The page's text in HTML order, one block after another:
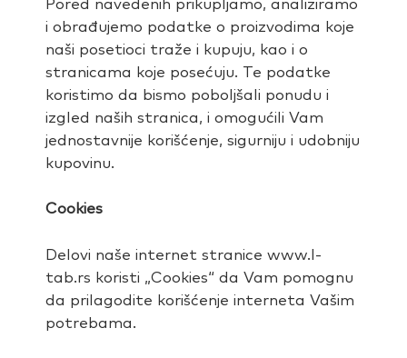
Pored navedenih prikupljamo, analiziramo
i obrađujemo podatke o proizvodima koje
naši posetioci traže i kupuju, kao i o
stranicama koje posećuju. Te podatke
koristimo da bismo poboljšali ponudu i
izgled naših stranica, i omogućili Vam
jednostavnije korišćenje, sigurniju i udobniju
kupovinu.
Cookies
Delovi naše internet stranice www.l-
tab.rs koristi „Cookies“ da Vam pomognu
da prilagodite korišćenje interneta Vašim
potrebama.